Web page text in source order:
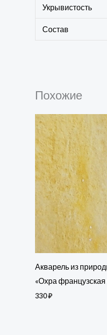
Укрывистость
Состав
Похожие
Акварель из
«Охра французская
330₽